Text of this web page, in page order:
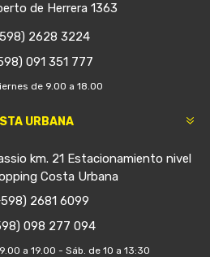
de Herrera 1363
2628 3224
091 351 777
de 9.00 a 18.00
URBANA
km. 21 Estacionamiento nivel
Costa Urbana
2681 6099
098 277 094
a 19.00 - Sáb. de 10 a 13:30